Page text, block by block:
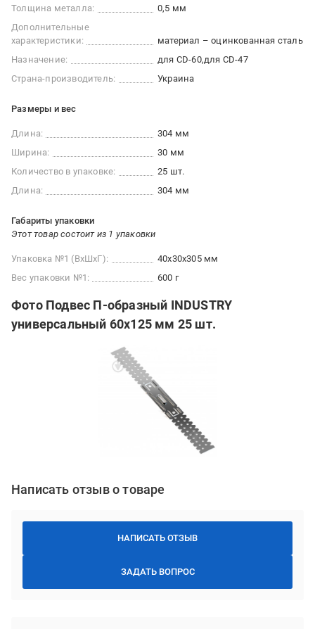
Толщина металла:
0,5 мм
Дополнительные
характеристики:
материал – оцинкованная сталь
Назначение:
для СD-60 для СD-47
Страна-производитель:
Украина
Размеры и вес
Длина:
304 мм
Ширина:
30 мм
Количество в упаковке:
25 шт.
Длина:
304 мм
Габариты упаковки
Этот товар состоит из 1 упаковки
Упаковка №1 (ВхШхГ):
40x30x305 мм
Вес упаковки №1:
600 г
Фото Подвес П-образный INDUSTRY
универсальный 60х125 мм 25 шт.
Написать отзыв о товаре
НАПИСАТЬ ОТЗЫВ
ЗАДАТЬ ВОПРОС